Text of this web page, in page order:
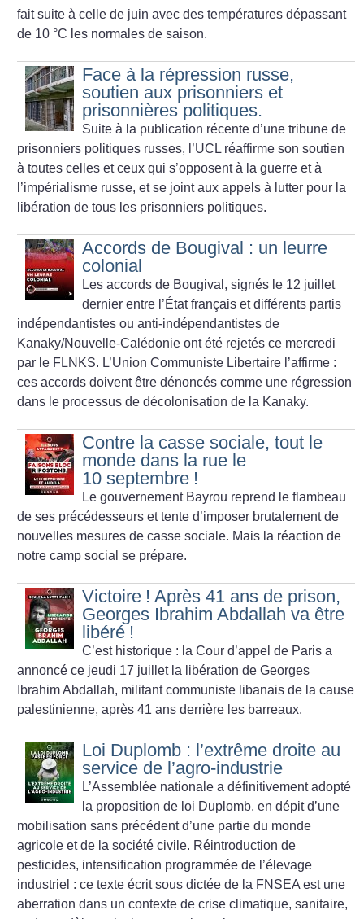
fait suite à celle de juin avec des températures dépassant
de 10 °C les normales de saison.
Face à la répression russe,
soutien aux prisonniers et
prisonnières politiques.
Suite à la publication récente d’une tribune de
prisonniers politiques russes, l’UCL réaffirme son soutien
à toutes celles et ceux qui s’opposent à la guerre et à
l’impérialisme russe, et se joint aux appels à lutter pour la
libération de tous les prisonniers politiques.
Accords de Bougival : un leurre
colonial
Les accords de Bougival, signés le 12 juillet
dernier entre l’État français et différents partis
indépendantistes ou anti-indépendantistes de
Kanaky/Nouvelle-Calédonie ont été rejetés ce mercredi
par le FLNKS. L’Union Communiste Libertaire l’affirme :
ces accords doivent être dénoncés comme une régression
dans le processus de décolonisation de la Kanaky.
Contre la casse sociale, tout le
monde dans la rue le
10 septembre !
Le gouvernement Bayrou reprend le flambeau
de ses précédesseurs et tente d’imposer brutalement de
nouvelles mesures de casse sociale. Mais la réaction de
notre camp social se prépare.
Victoire ! Après 41 ans de prison,
Georges Ibrahim Abdallah va être
libéré !
C’est historique : la Cour d’appel de Paris a
annoncé ce jeudi 17 juillet la libération de Georges
Ibrahim Abdallah, militant communiste libanais de la cause
palestinienne, après 41 ans derrière les barreaux.
Loi Duplomb : l’extrême droite au
service de l’agro-industrie
L’Assemblée nationale a définitivement adopté
la proposition de loi Duplomb, en dépit d’une
mobilisation sans précédent d’une partie du monde
agricole et de la société civile. Réintroduction de
pesticides, intensification programmée de l’élevage
industriel : ce texte écrit sous dictée de la FNSEA est une
aberration dans un contexte de crise climatique, sanitaire,